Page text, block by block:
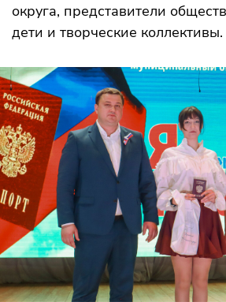
округа, представители
дети и творческие коллективы.